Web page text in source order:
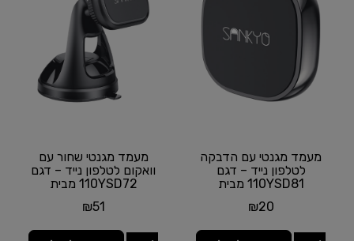
מעמד מגנטי עם הדבקה
לטלפון נייד – דגם
110YSD81 מבית
₪20
מעמד מגנטי שחור עם
וואקום לטלפון נייד – דגם
110YSD72 מבית
₪51